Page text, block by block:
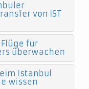
von IST
für
überwachen
Istanbul
wissen